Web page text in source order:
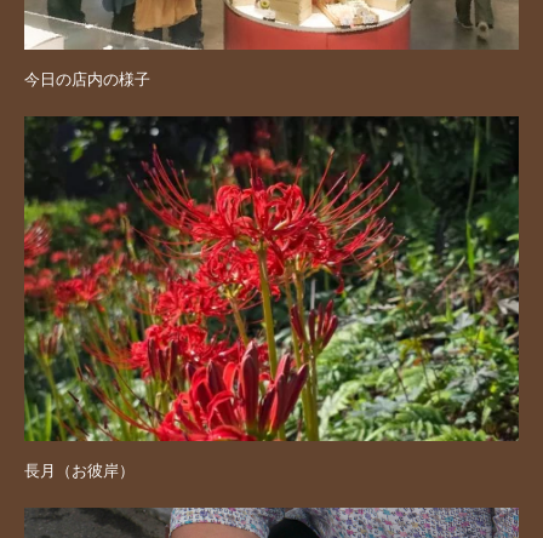
今日の店内の様子
長月（お彼岸）